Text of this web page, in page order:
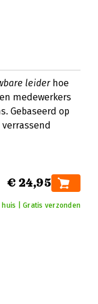
leiderhoe
medewerkers
Gebaseerd op
€ 24,95
huis | Gratis verzonden